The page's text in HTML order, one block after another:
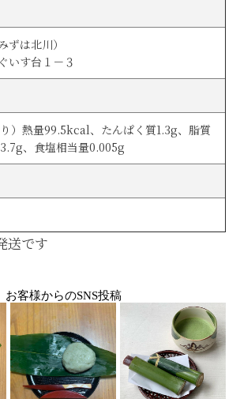
ずは北川）
いす台１－３
り）熱量99.5kcal、たんぱく質1.3g、脂質
、食塩相当量0.005g
送です
お客様からのSNS投稿